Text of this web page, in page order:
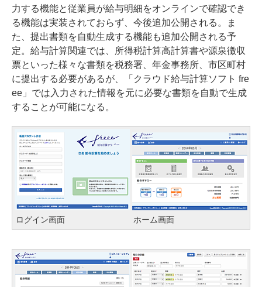
力する機能と従業員が給与明細をオンラインで確認でき
る機能は実装されておらず、今後追加公開される。ま
た、提出書類を自動生成する機能も追加公開される予
定。給与計算関連では、所得税計算高計算書や源泉徴収
票といった様々な書類を税務署、年金事務所、市区町村
に提出する必要があるが、「クラウド給与計算ソフト fre
ee」では入力された情報を元に必要な書類を自動で生成
することが可能になる。
ログイン画面 ホーム画面